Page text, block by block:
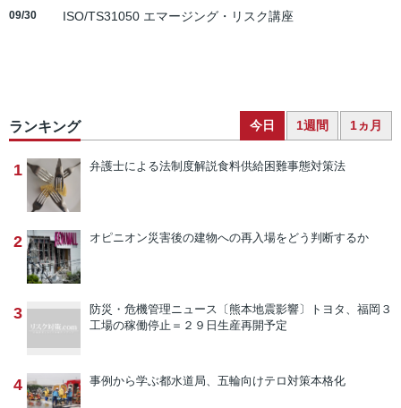
09/30 ISO/TS31050 エマージング・リスク講座
ランキング 今日 1週間 1ヵ月
1 弁護士による法制度解説食料供給困難事態対策法
2 オピニオン災害後の建物への再入場をどう判断するか
3 防災・危機管理ニュース 〔熊本地震影響〕トヨタ、福岡３
工場の稼働停止＝２９日生産再開予定
4 事例から学ぶ都水道局、五輪向けテロ対策本格化